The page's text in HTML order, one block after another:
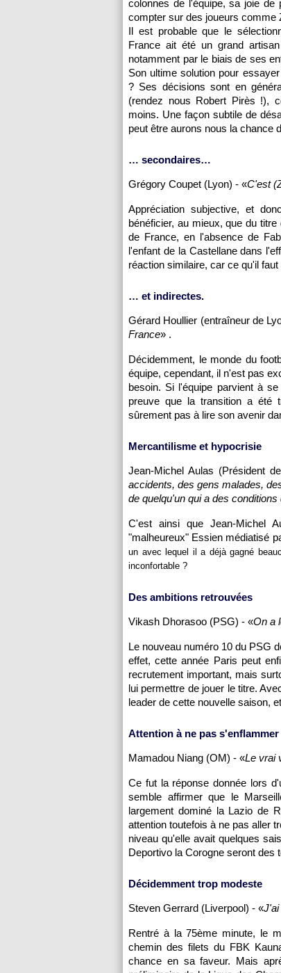
colonnes de l'équipe, sa joie de
compter sur des joueurs comme
Il est probable que le
France ait été un grand
notamment par le biais de ses
Son ultime solution pour
? Ses décisions sont en
(rendez nous Robert Pirès !),
moins. Une façon subtile de
peut être aurons nous la chance
… secondaires…
Grégory Coupet (Lyon) - «C'est
Appréciation subjective, et
bénéficier, au mieux, que du
de France, en l'absence de
l'enfant de la Castellane dans
réaction similaire, car ce qu'il
… et indirectes.
Gérard Houllier (entraîneur de
France» .
Décidemment, le monde du
équipe, cependant, il n'est pas
besoin. Si l'équipe parvient à
preuve que la transition a été
sûrement pas à lire son avenir
Mercantilisme et hypocrisie
Jean-Michel Aulas (Président de
accidents, des gens malades,
de quelqu'un qui a des
C'est ainsi que Jean-Michel
"malheureux" Essien médiatisé
un avec lequel il a déjà gagné
inconfortable ?
Des ambitions retrouvées
Vikash Dhorasoo (PSG) - «On a
Le nouveau numéro 10 du PSG
effet, cette année Paris peut
recrutement important, mais
lui permettre de jouer le titre.
leader de cette nouvelle saison,
Attention à ne pas s'enflammer
Mamadou Niang (OM) - «Le vrai
Ce fut la réponse donnée lors
semble affirmer que le
largement dominé la Lazio de
attention toutefois à ne pas aller
niveau qu'elle avait quelques
Deportivo la Corogne seront des
Décidemment trop modeste
Steven Gerrard (Liverpool) - «J'ai
Rentré à la 75ème minute, le
chemin des filets du FBK
chance en sa faveur. Mais